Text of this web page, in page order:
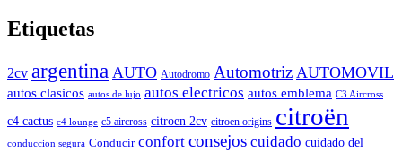
Etiquetas
2cv argentina AUTO Autodromo Automotriz AUTOMOVIL
autos clasicos autos de lujo autos electricos autos emblema C3 Aircross
c4 cactus c4 lounge c5 aircross citroen 2cv citroen origins citroën
conduccion segura Conducir confort consejos cuidado cuidado del